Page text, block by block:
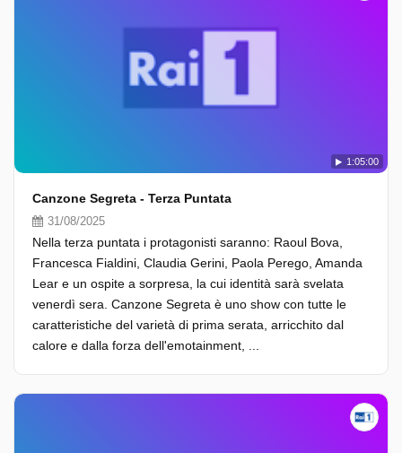
1:05:00
Canzone Segreta - Terza Puntata
31/08/2025
Nella terza puntata i protagonisti saranno: Raoul Bova,
Francesca Fialdini, Claudia Gerini, Paola Perego, Amanda
Lear e un ospite a sorpresa, la cui identità sarà svelata
venerdì sera. Canzone Segreta è uno show con tutte le
caratteristiche del varietà di prima serata, arricchito dal
calore e dalla forza dell'emotainment, ...